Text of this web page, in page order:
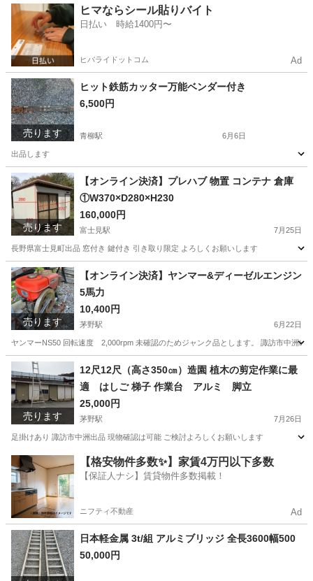
長野 諏訪市 茅野駅 収納家具
ヒマならシール貼りバイト
日払い 時給1400円〜
ヒバライドットコム Ad
売ります
ヒット鉄筋カッター万能ベンダー付き
6,500円
青柳駅 6月6日
出品します
長野 茅野市 青柳駅 メンテナンス用品 鉄筋
売ります
【オンライン決済】プレハブ 物置 コンテナ 倉庫
①W370×D280×H230
160,000円
富士見駅 7月25日
長野県富士見町出品 窓付き 鍵付き 引き取り限定 よろしくお願いします
長野 諏訪郡 富士見駅 収納家具
売ります
【オンライン決済】ヤンマー&ディーゼルエンジン
5馬力
10,400円
茅野駅 6月22日
ヤンマーNS50 回転速度 2,000rpm 未確認のためジャンク品とします。 諏訪市中洲
長野 諏訪市 茅野駅 その他 ヤンマー
売ります
12尺12尺（高さ350㎝）造園 植木の剪定作業に最
適 はしご 梯子 作業台 アルミ 脚立
25,000円
茅野駅 7月26日
足掛けあり 諏訪市中洲出品 現物確認は可能 ご検討よろしくお願いします
長野 諏訪市 茅野駅 その他 梯子
【格安物件多数✨】家賃4万円以下多数
【保証人ナシ】賃貸物件多数掲載！
ニフティ不動産 Ad
日本軽金属 3t/組 アルミブリッジ 全長3600幅500
50,000円